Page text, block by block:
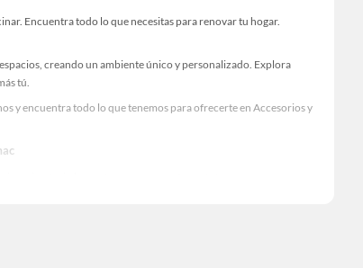
Encuentra todo lo que necesitas para renovar tu hogar.
creando un ambiente único y personalizado. Explora
tú.
y encuentra todo lo que tenemos para ofrecerte en Accesorios y
todo lo que tenemos para ofrecerte!